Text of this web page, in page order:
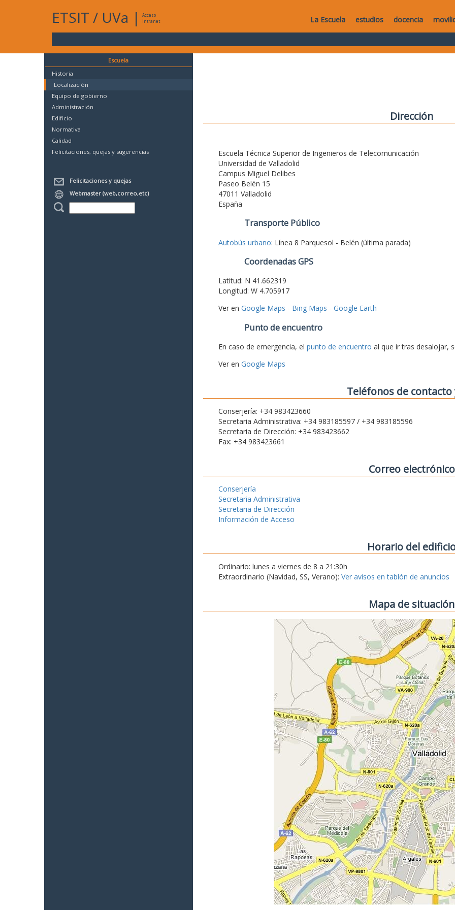
ETSIT / UVa |
Acceso
Intranet
La Escuela estudios docencia
Escuela
Historia
Localización
Equipo de gobierno
Administración
Edificio
Normativa
Calidad
Felicitaciones, quejas y sugerencias
Felicitaciones y quejas
Webmaster (web,correo,etc)
Dirección
Escuela Técnica Superior de Ingenieros de Telecomunicación
Universidad de Valladolid
Campus Miguel Delibes
Paseo Belén 15
47011 Valladolid
España
Transporte Público
Autobús urbano: Línea 8 Parquesol - Belén (última parada)
Coordenadas GPS
Latitud: N 41.662319
Longitud: W 4.705917
Ver en Google Maps - Bing Maps - Google Earth
Punto de encuentro
En caso de emergencia, el punto de encuentro al que ir tras desalojar,
Ver en Google Maps
Teléfonos de contacto
Conserjería: +34 983423660
Secretaria Administrativa: +34 983185597 / +34 983185596
Secretaria de Dirección: +34 983423662
Fax: +34 983423661
Correo electrónico
Conserjería
Secretaria Administrativa
Secretaria de Dirección
Información de Acceso
Horario del
Ordinario: lunes a viernes de 8 a 21:30h
Extraordinario (Navidad, SS, Verano): Ver avisos en tablón de anuncios
Mapa de situación